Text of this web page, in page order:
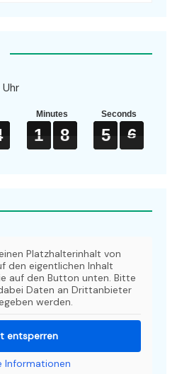
Minutes
1
1
1
1 8
8
8
8
Seconds
5
5
5
5 6
6
6
6
Platzhalterinhalt von
den eigentlichen Inhalt
auf den Button unten. Bitte
Daten an Drittanbieter
werden.
entsperren
Informationen